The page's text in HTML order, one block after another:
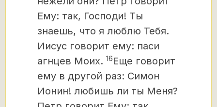
Ему: так, Господи! Ты
знаешь, что я люблю Тебя.
Иисус говорит ему: паси
агнцев Моих. 16Еще говорит
ему в другой раз: Симон
Ионин! любишь ли ты Меня?